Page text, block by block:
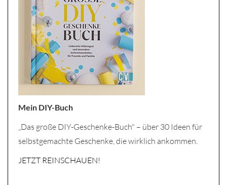
Mein DIY-Buch
„Das große DIY-Geschenke-Buch" – über 30 Ideen für
selbstgemachte Geschenke, die wirklich ankommen.
JETZT REINSCHAUEN!